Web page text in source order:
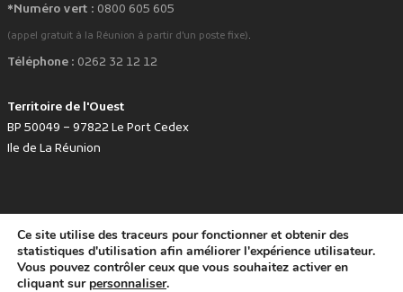
*Numéro vert : 0800 605 605
(appel gratuit à la Réunion à partir d'un poste fixe).
Téléphone : 0262 32 12 12
Territoire de l'Ouest
BP 50049 – 97822 Le Port Cedex
Ile de La Réunion
Développé avec favoritepar le Territoire de l'Ouest © www.tco.re -2026.
Politique de protection des données personnelles
Mentions légales
Accessibilité : non conforme
Ce site utilise des traceurs pour fonctionner et obtenir des
statistiques d'utilisation afin améliorer l'expérience utilisateur.
Vous pouvez contrôler ceux que vous souhaitez activer en
cliquant sur personnaliser.